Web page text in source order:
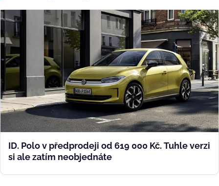
ID. Polo v předprodeji od 619 000 Kč. Tuhle verzi
si ale zatím neobjednáte